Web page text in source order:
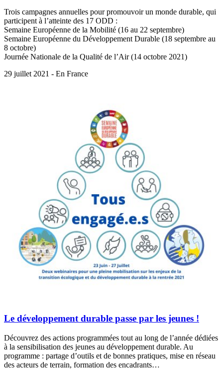
Trois campagnes annuelles pour promouvoir un monde durable, qui
participent à l’atteinte des 17 ODD :
Semaine Européenne de la Mobilité (16 au 22 septembre)
Semaine Européenne du Développement Durable (18 septembre au
8 octobre)
Journée Nationale de la Qualité de l’Air (14 octobre 2021)
29 juillet 2021 - En France
Le développement durable passe par les jeunes !
Découvrez des actions programmées tout au long de l’année dédiées
à la sensibilisation des jeunes au développement durable. Au
programme : partage d’outils et de bonnes pratiques, mise en réseau
des acteurs de terrain, formation des encadrants…